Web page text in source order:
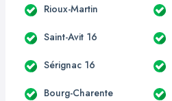
Rioux-Martin
Saint-Avit 16
Sérignac 16
Bourg-Charente